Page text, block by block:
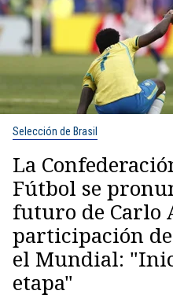
Selección de Brasil
La
Fútbol se
futuro de Carlo
participación
el Mundial:
etapa"